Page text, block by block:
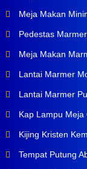
Meja Makan
Pedestas
Meja Makan
Lantai Marmer
Lantai Marmer
Kap Lampu Meja
Kijing Kristen
Tempat Putung